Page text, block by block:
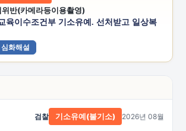
반(카메라등이용촬영)
육이수조건부 기소유예. 선처받고 일상복
화해설
검찰 기소유예(불기소) 2026년 08월